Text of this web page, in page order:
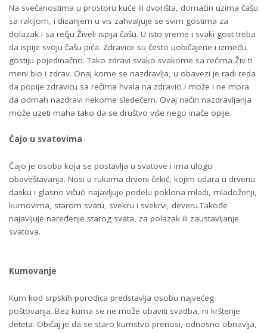
Na svečanostima u prostoru kuće ili dvorišta, domaćin uzima čašu
sa rakijom, i dizanjem u vis zahvaljuje se svim gostima za
dolazak i sa rečju Živeli ispija čašu. U isto vreme i svaki gost treba
da ispije svoju čašu pića. Zdravice su često uobičajene i između
gostiju pojedinačno. Tako zdravi svako svakome sa rečima Živ ti
meni bio i zdrav. Onaj kome se nazdravlja, u obavezi je radi reda
da popije zdravicu sa rečima hvala na zdravici i može i ne mora
da odmah nazdravi nekome sledećem. Ovaj način nazdravljanja
može uzeti maha tako da se društvo više nego inače opije.
Čajo u svatovima
Čajo je osoba koja se postavlja u svatove i ima ulogu
obaveštavanja. Nosi u rukama drveni čekić, kojim udara u drvenu
dasku i glasno vičući najavljuje podelu poklona mladi, mladoženji,
kumovima, starom svatu, svekru i svekrvi, deveru.Takođe
najavljuje naređenje starog svata, za polazak ili zaustavljanje
svatova.
Kumovanje
Kum kod srpskih porodica predstavlja osobu najvećeg
poštovanja. Bez kuma se ne može obaviti svadba, ni krštenje
deteta. Običaj je da se staro kumstvo prenosi, odnosno obnavlja,